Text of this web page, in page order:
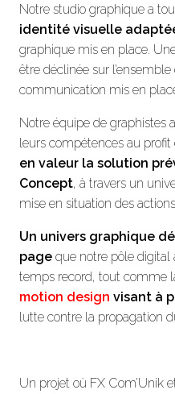
Notre studio graphique a
identité visuelle
graphique mis en place.
être déclinée sur
communication mis en
Notre équipe de graphistes
leurs compétences au profit
en valeur la solution
Concept, à travers un
mise en situation des
Un univers graphique
page que notre pôle digital
temps record, tout comme
motion design visant à
lutte contre la propagation
Un projet où FX Com’Unik